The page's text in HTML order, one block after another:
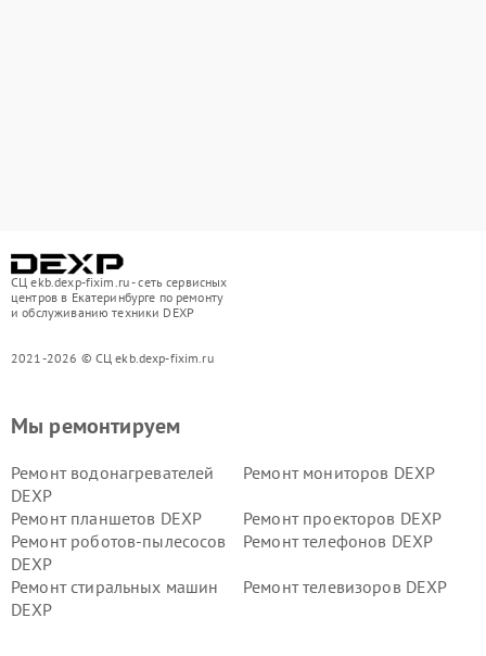
СЦ ekb.dexp-fixim.ru - сеть сервисных
центров в Екатеринбурге по ремонту
и обслуживанию техники DEXP
2021-2026 © СЦ ekb.dexp-fixim.ru
Мы ремонтируем
Ремонт водонагревателей
DEXP
Ремонт мониторов DEXP
Ремонт планшетов DEXP
Ремонт проекторов DEXP
Ремонт роботов-пылесосов
DEXP
Ремонт телефонов DEXP
Ремонт стиральных машин
DEXP
Ремонт телевизоров DEXP